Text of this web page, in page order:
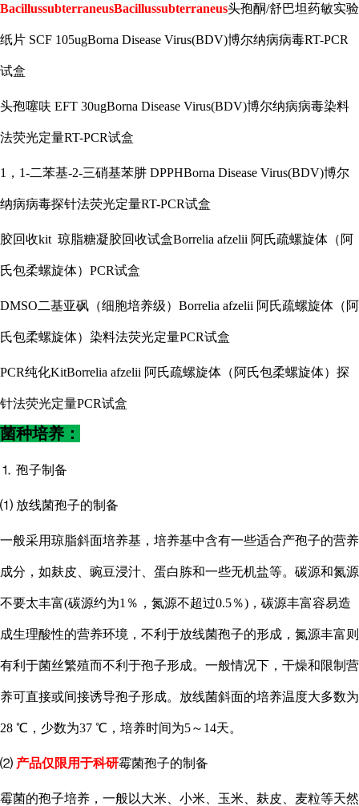
BacillussubterraneusBacillussubterraneus头孢酮/舒巴坦药敏实验
纸片 SCF 105ugBorna Disease Virus(BDV)博尔纳病病毒RT-PCR
试盒
头孢噻呋 EFT 30ugBorna Disease Virus(BDV)博尔纳病病毒染料
法荧光定量RT-PCR试盒
1，1-二苯基-2-三硝基苯肼 DPPHBorna Disease Virus(BDV)博尔
纳病病毒探针法荧光定量RT-PCR试盒
胶回收kit 琼脂糖凝胶回收试盒Borrelia afzelii 阿氏疏螺旋体（阿
氏包柔螺旋体）PCR试盒
DMSO二基亚砜（细胞培养级）Borrelia afzelii 阿氏疏螺旋体（阿
氏包柔螺旋体）染料法荧光定量PCR试盒
PCR纯化KitBorrelia afzelii 阿氏疏螺旋体（阿氏包柔螺旋体）探
针法荧光定量PCR试盒
菌种培养：
⒈ 孢子制备
⑴ 放线菌孢子的制备
一般采用琼脂斜面培养基，培养基中含有一些适合产孢子的营养
成分，如麸皮、豌豆浸汁、蛋白胨和一些无机盐等。碳源和氮源
不要太丰富(碳源约为1％，氮源不超过0.5％)，碳源丰富容易造
成生理酸性的营养环境，不利于放线菌孢子的形成，氮源丰富则
有利于菌丝繁殖而不利于孢子形成。一般情况下，干燥和限制营
养可直接或间接诱导孢子形成。放线菌斜面的培养温度大多数为
28 ℃，少数为37 ℃，培养时间为5～14天。
⑵ 产品仅限用于科研霉菌孢子的制备
霉菌的孢子培养，一般以大米、小米、玉米、麸皮、麦粒等天然